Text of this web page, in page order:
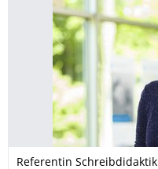
Referentin Schreibdidaktik